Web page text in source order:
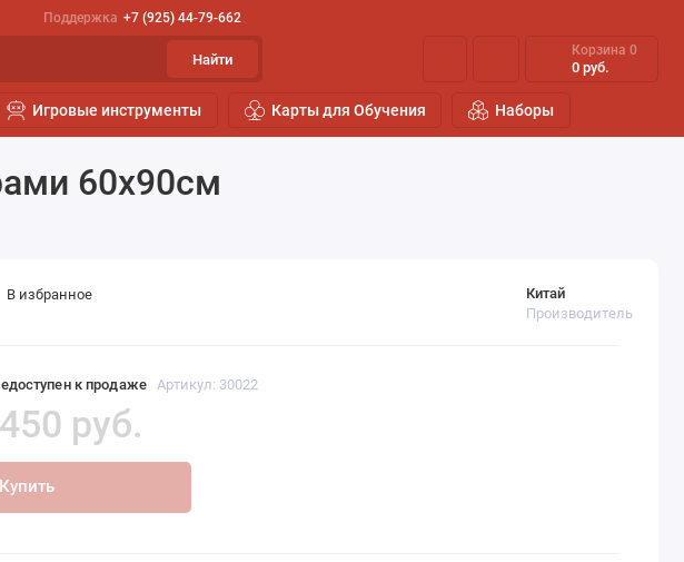
Поддержка +7 (925) 44-79-662
Найти
Корзина 0
0 руб.
Игровые инструменты Карты для Обучения Наборы
60х90см
к продаже Артикул: 30022
Китай
Производитель
руб.
Купить
В избранное